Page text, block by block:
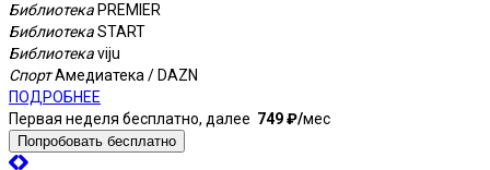
Библиотека PREMIER
БиблиотекаSTART
Библиотекаviju
СпортАмедиатека / DAZN
ПОДРОБНЕЕ
Первая неделя бесплатно, далее 749 ₽⁠/⁠мес
Попробовать бесплатно